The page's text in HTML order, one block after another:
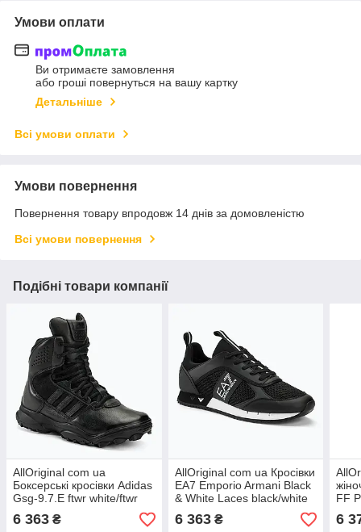
Умови оплати
Ви отримаєте замовлення
або гроші повернуться на вашу картку
Детальніше
Всі умови оплати
Умови повернення
Повернення товару впродовж 14 днів за домовленістю
Всі умови повернення
Подібні товари компанії
AllOriginal com ua
Боксерські кросівки Adidas
Gsg-9.7.E ftwr white/ftwr
white/core black РОЗМІРИ
ЗАПИТУЙТЕ
6 363 ₴
AllOriginal com ua Кросівки
EA7 Emporio Armani Black
& White Laces black/white
РОЗМІРИ ЗАПИТУЙТЕ
6 363₴
FF
6